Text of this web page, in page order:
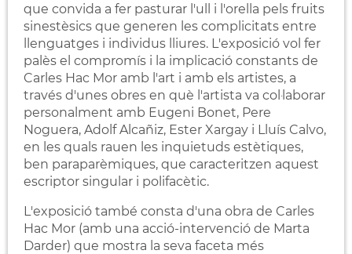
que convida a fer pasturar l'ull i l'orella pels fruits
sinestèsics que generen les complicitats entre
llenguatges i individus lliures. L'exposició vol fer
palès el compromís i la implicació constants de
Carles Hac Mor amb l'art i amb els artistes, a
través d'unes obres en què l'artista va col·laborar
personalment amb Eugeni Bonet, Pere
Noguera, Adolf Alcañiz, Ester Xargay i Lluís Calvo,
en les quals rauen les inquietuds estètiques,
ben paraparèmiques, que caracteritzen aquest
escriptor singular i polifacètic.
L'exposició també consta d'una obra de Carles
Hac Mor (amb una acció-intervenció de Marta
Darder) que mostra la seva faceta més